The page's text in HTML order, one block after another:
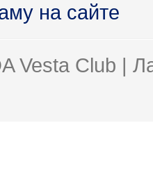
на сайте
Vesta Club |